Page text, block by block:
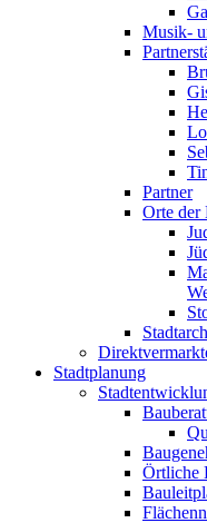
Musik-
Partner
Orte der
Stadtplanung
Örtliche